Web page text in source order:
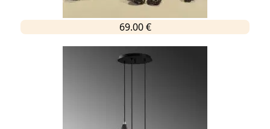
69.00 €